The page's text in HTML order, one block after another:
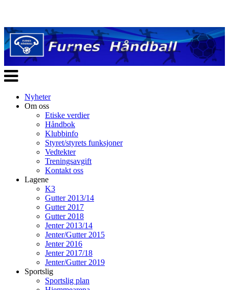
Veksle
navigasjon
Nyheter
Om oss
Etiske verdier
Håndbok
Klubbinfo
Styret/styrets funksjoner
Vedtekter
Treningsavgift
Kontakt oss
Lagene
K3
Gutter 2013/14
Gutter 2017
Gutter 2018
Jenter 2013/14
Jenter/Gutter 2015
Jenter 2016
Jenter 2017/18
Jenter/Gutter 2019
Sportslig
Sportslig plan